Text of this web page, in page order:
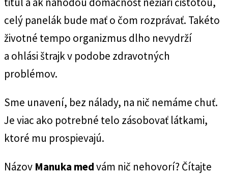
celý panelák bude mať o čom rozprávať. Takéto
životné tempo organizmus dlho nevydrží
a ohlási štrajk v podobe zdravotných
problémov.
Sme unavení, bez nálady, na nič nemáme chuť.
Je viac ako potrebné telo zásobovať látkami,
ktoré mu prospievajú.
Názov Manuka medvám nič nehovorí? Čítajte